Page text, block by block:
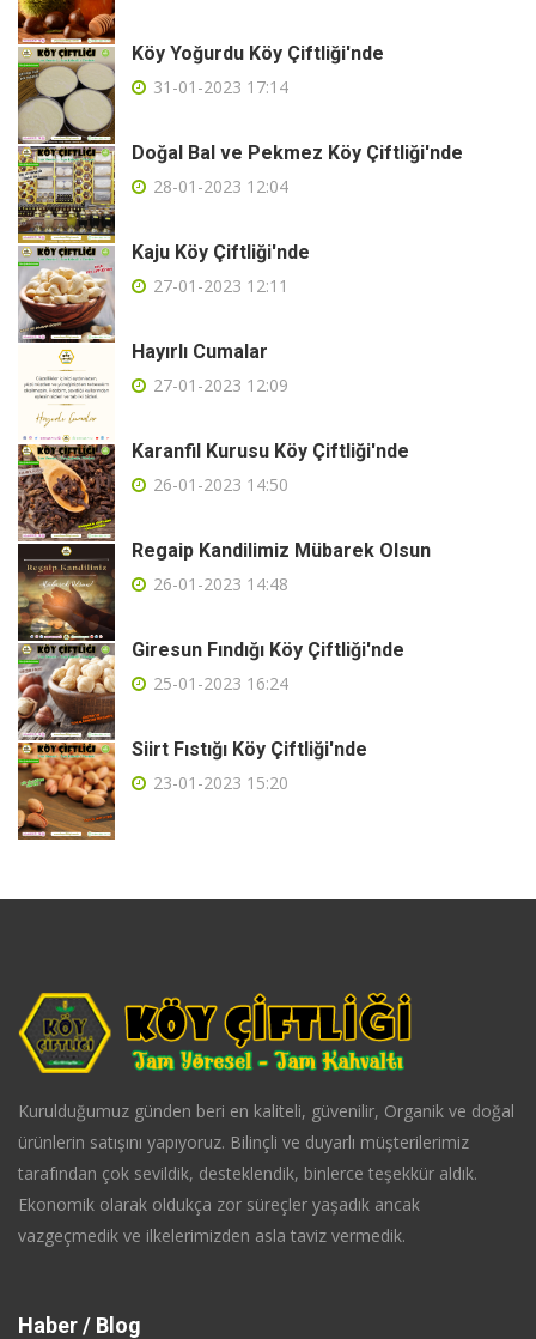
Köy Yoğurdu Köy Çiftliği'nde
31-01-2023 17:14
Doğal Bal ve Pekmez Köy Çiftliği'nde
28-01-2023 12:04
Kaju Köy Çiftliği'nde
27-01-2023 12:11
Hayırlı Cumalar
27-01-2023 12:09
Karanfil Kurusu Köy Çiftliği'nde
26-01-2023 14:50
Regaip Kandilimiz Mübarek Olsun
26-01-2023 14:48
Giresun Fındığı Köy Çiftliği'nde
25-01-2023 16:24
Siirt Fıstığı Köy Çiftliği'nde
23-01-2023 15:20
Kurulduğumuz günden beri en kaliteli, güvenilir, Organik ve doğal
ürünlerin satışını yapıyoruz. Bilinçli ve duyarlı müşterilerimiz
tarafından çok sevildik, desteklendik, binlerce teşekkür aldık.
Ekonomik olarak oldukça zor süreçler yaşadık ancak
vazgeçmedik ve ilkelerimizden asla taviz vermedik.
Haber / Blog